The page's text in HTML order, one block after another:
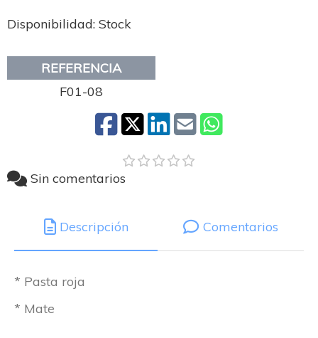
Disponibilidad: Stock
REFERENCIA
F01-08
Sin comentarios
Descripción Comentarios
* Pasta roja
* Mate